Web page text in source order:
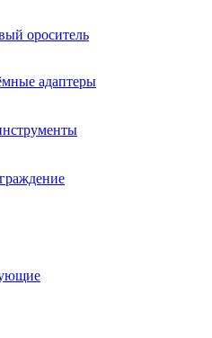
ороситель
адаптеры